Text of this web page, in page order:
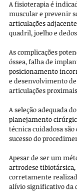
A fisioterapia é
muscular e prevenir
articulações
quadril, joelho e
As complicações
óssea, falha de
posicionamento
e desenvolvimento
articulações
A seleção adequada
planejamento
técnica cuidadosa
sucesso do
Apesar de ser um
artrodese
corretamente
alívio significativo da